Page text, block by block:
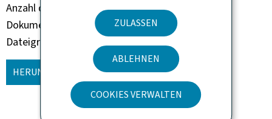
ZULASSEN
ABLEHNEN
COOKIES VERWALTEN
Anzahl der Seiten
69 seite(n)
Dokumentformat
Pdf
Dateigröße
HERUNTERLADEN (EN, PDF - 2,28 MB)